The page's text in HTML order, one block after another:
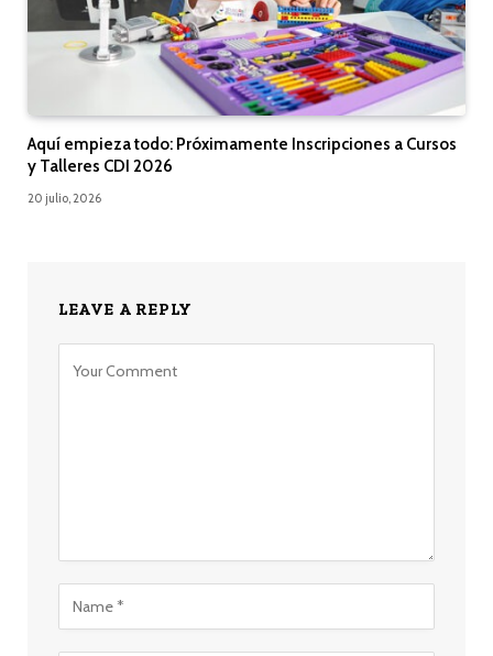
Aquí empieza todo: Próximamente Inscripciones a Cursos
y Talleres CDI 2026
20 julio, 2026
LEAVE A REPLY